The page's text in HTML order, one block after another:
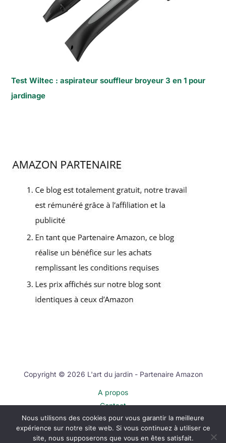
Test Wiltec : aspirateur souffleur broyeur 3 en 1 pour
jardinage
Copyright © 2026 L'art du jardin - Partenaire Amazon
A propos
Contact
Plan du site
Mentions légales
Nous utilisons des cookies pour vous garantir la meilleure
expérience sur notre site web. Si vous continuez à utiliser ce
site, nous supposerons que vous en êtes satisfait.